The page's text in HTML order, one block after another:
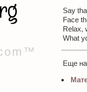
Say
Face
Relax,
What
Еще